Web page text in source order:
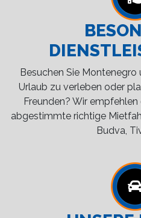
Besuchen Sie
Urlaub zu verleben oder
Freunden? Wir
abgestimmte richtige
Budva,